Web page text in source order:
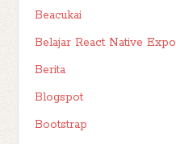
Beacukai
Belajar React Native Expo
Berita
Blogspot
Bootstrap